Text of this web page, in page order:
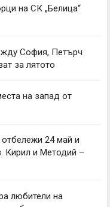
на СК „Белица“
София, Петърч
за лятото
на запад от
24 май и
Кирил и Методий –
любители на